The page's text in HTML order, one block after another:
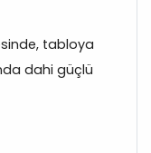
tabloya
dahi güçlü